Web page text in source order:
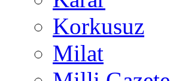
Korkusuz
Milat